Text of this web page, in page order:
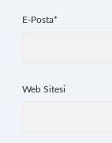
E-Posta*
Web Sitesi